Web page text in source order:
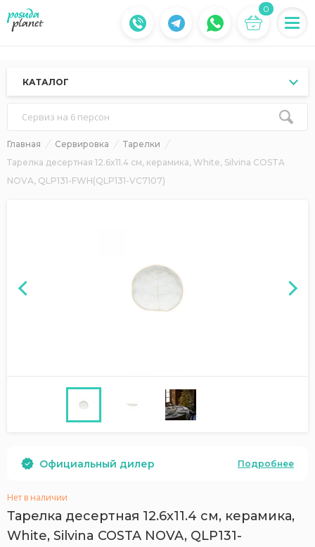
0
КАТАЛОГ
Сервиз на 6 персон
Главная Сервировка
Тарелки
Тарелка десертная 12.6x11.4 см, керамика, White, Silvina COSTA
NOVA, QLP131-FWH(QLP131-VC7107)
Официальный дилер Подробнее
Нет в наличии
Тарелка десертная 12.6x11.4 см, керамика,
White, Silvina COSTA NOVA, QLP131-